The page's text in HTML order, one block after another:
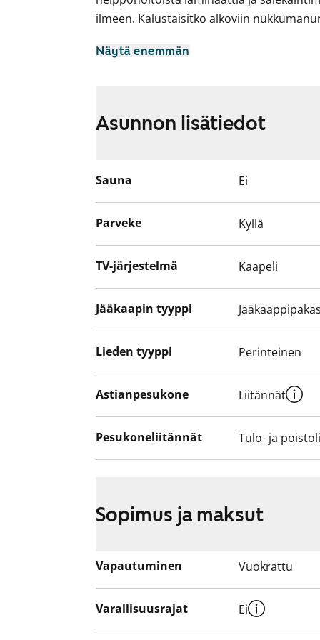
ilmeen. Kalustaisitko alkoviin
Keittiön yhteyteen mahtuu ruokapöytä
Tule käymään ja kurkkaa, voisiko tästä
Näytä enemmän
Asunnon lisätiedot
Sauna Ei
Parveke Kyllä
TV-järjestelmä Kaapeli
Jääkaapin tyyppi
Lieden tyyppi Perinteinen
Astianpesukone Liitännät
Pesukoneliitännät Tulo- ja
Sopimus ja maksut
Vapautuminen Vuokrattu
Varallisuusrajat Ei